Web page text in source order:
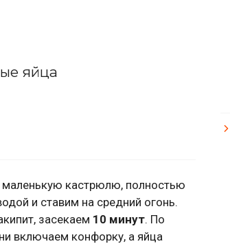
яйца
кастрюлю, полностью
и ставим на средний огонь.
засекаем 10 минут. По
включаем конфорку, а яйца